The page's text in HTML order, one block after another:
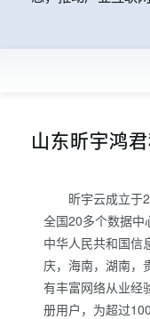
山东昕宇鸿
昕宇云成立于
全国20多个数据中
中华人民共和国信
庆，海南，湖南，
有丰富网络从业经
册用户，为超过